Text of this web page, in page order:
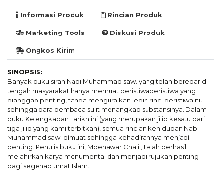
Informasi Produk Rincian Produk
Marketing Tools Diskusi Produk
Ongkos Kirim
SINOPSIS:
Banyak buku sirah Nabi Muhammad saw. yang telah beredar di
tengah masyarakat hanya memuat peristiwaperistiwa yang
dianggap penting, tanpa menguraikan lebih rinci peristiwa itu
sehingga para pembaca sulit menangkap substansinya. Dalam
buku Kelengkapan Tarikh ini (yang merupakan jilid kesatu dari
tiga jilid yang kami terbitkan), semua rincian kehidupan Nabi
Muhammad saw. dimuat sehingga kehadirannya menjadi
penting. Penulis buku ini, Moenawar Chalil, telah berhasil
melahirkan karya monumental dan menjadi rujukan penting
bagi segenap umat Islam.